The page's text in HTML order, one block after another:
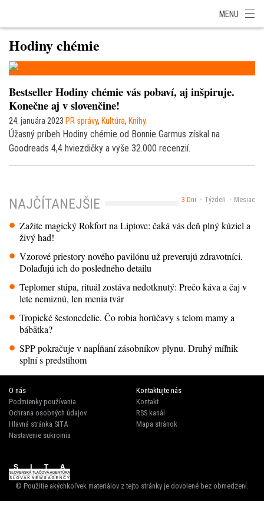
MENU
Hodiny chémie
Bestseller Hodiny chémie vás pobaví, aj inšpiruje.
Konečne aj v slovenčine!
24. januára 2023 PR správy, Kultúra, Knihy
Úžasný príbeh Hodiny chémie od Bonnie Garmus získal na
Goodreads 4,4 hviezdičky a vyše 32.000 recenzií.
3 Dni Týždeň Mesiac
NAJČÍTANEJŠIE
Zažite magický Rokfort na Liptove: čaká vás deň plný kúziel a
živý had!
Vzorové priestory nového pavilónu už preverujú zdravotníci.
Dolaďujú ich do posledného detailu
Teplomer stúpa, rituál zostáva nedotknutý: Prečo káva a čaj v
lete nemiznú, len menia tvár
Tropické šestonedelie. Čo robia horúčavy s telom mamy a
bábätka?
SPP pokračuje v napĺňaní zásobníkov plynu. Druhý míľnik
splní s predstihom
O nás
Podmienky používania
Ochrana osobných údajov
Hlavná stránka SITA
Nastavenie sukromia
Kontaktujte nás
Kontakt
RSS kanál
Mapa stránok
© Použitie akýchkoľvek materiálov z tejto stránky je dovolené bez obmedzení.